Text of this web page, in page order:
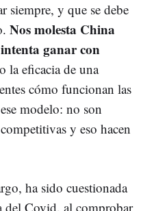
siempre, y que se debe
Nos molesta China
ganar con
la eficacia de una
cómo funcionan las
modelo: no son
y eso hacen
ha sido cuestionada
del Covid, al comprobar